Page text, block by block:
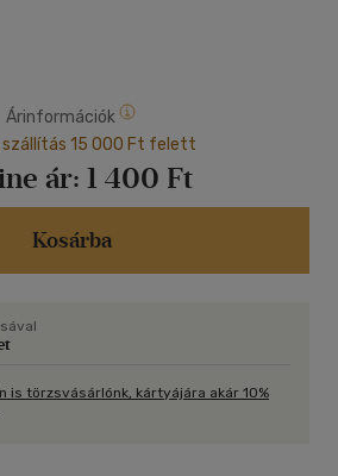
Árinformációk
szállítás 15 000 Ft felett
ár: 1 400 Ft
Kosárba
is törzsvásárlónk, kártyájára akár 10%